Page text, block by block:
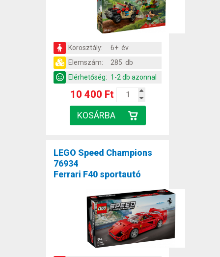
Korosztály:
6+ év
Elemszám:
285 db
Elérhetőség: 1-2 db azonnal
10 400 Ft
LEGO Speed Champions
76934
Ferrari F40 sportautó